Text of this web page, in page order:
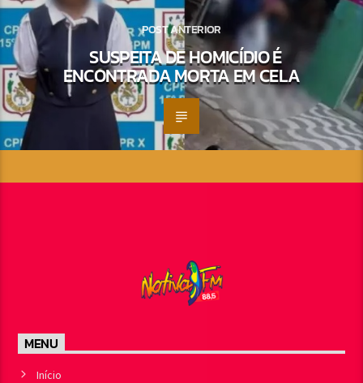
POST ANTERIOR
SUSPEITA DE HOMICÍDIO É
ENCONTRADA MORTA EM CELA
MENU
Início